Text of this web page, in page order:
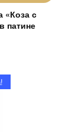
«Коза с
патине